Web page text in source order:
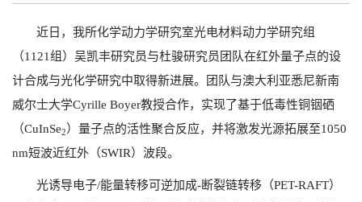
近日，我所化学动力学研究室光电材料动力学研究组
（1121组）吴凯丰研究员与杜骏研究员团队在红外量子点的设
计合成与光化学研究中取得新进展。团队与澳大利亚悉尼新南
威尔士大学Cyrille Boyer教授合作，实现了基于低毒性铜铟硒
（CuInSe2 ）量子点的活性聚合反应，并将激发光源拓展至1050
nm短波近红外（SWIR）波段。
光诱导电子/能量转移可逆加成-断裂链转移（PET-RAFT）